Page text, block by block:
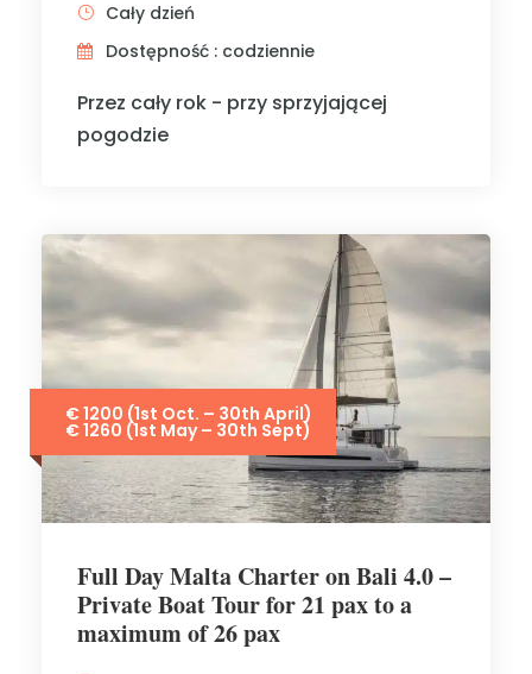
Cały dzień
Dostępność : codziennie
Przez cały rok - przy sprzyjającej
pogodzie
€ 1200 (1st Oct. – 30th April)
€ 1260 (1st May – 30th Sept)
Full Day Malta Charter on Bali 4.0 –
Private Boat Tour for 21 pax to a
maximum of 26 pax